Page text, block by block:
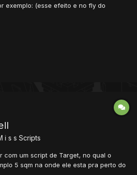
exemplo: (esse efeito e no fly do
i s s Scripts
com um script de Target, no qual o
5 sqm na onde ele esta pra perto do